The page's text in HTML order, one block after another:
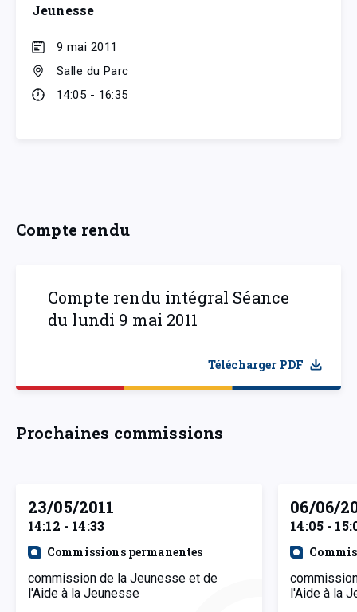
Jeunesse
9 mai 2011
Salle du Parc
14:05 - 16:35
Compte rendu
Compte rendu intégral Séance
du lundi 9 mai 2011
Télécharger PDF
Prochaines commissions
23/05/2011
14:12 - 14:33
Commissions permanentes
commission de la Jeunesse et de
l'Aide à la Jeunesse
06/06/
14:05 -
l'Aide à la